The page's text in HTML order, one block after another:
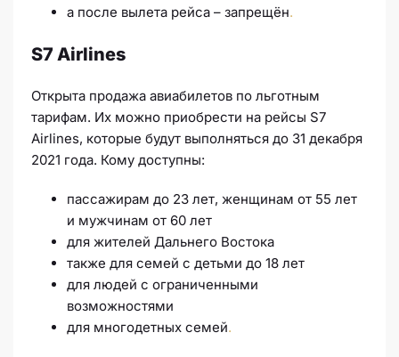
а после вылета рейса – запрещён.
S7 Airlines
Открыта продажа авиабилетов по льготным
тарифам. Их можно приобрести на рейсы S7
Airlines, которые будут выполняться до 31 декабря
2021 года. Кому доступны:
пассажирам до 23 лет, женщинам от 55 лет
и мужчинам от 60 лет
для жителей Дальнего Востока
также для семей с детьми до 18 лет
для людей с ограниченными
возможностями
для многодетных семей.